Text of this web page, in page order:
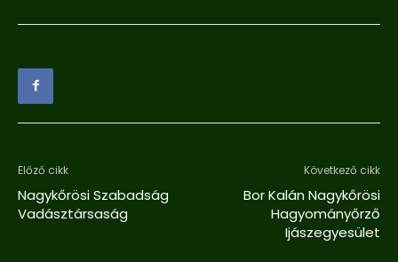
Előző cikk
Nagykőrösi Szabadság
Vadásztársaság
Következő cikk
Bor Kalán Nagykőrösi
Hagyományőrző
Ijászegyesület